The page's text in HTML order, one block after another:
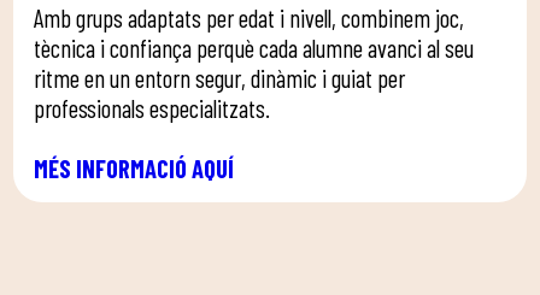
Amb grups adaptats per edat i nivell, combinem joc,
tècnica i confiança perquè cada alumne avanci al seu
ritme en un entorn segur, dinàmic i guiat per
professionals especialitzats.
MÉS INFORMACIÓ AQUÍ